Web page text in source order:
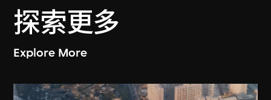
探索更多
Explore More